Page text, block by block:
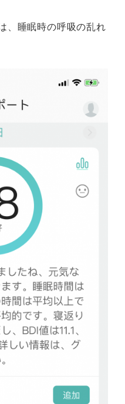
、睡眠時の呼吸の乱れ